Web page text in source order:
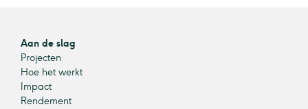
Aan de slag
Projecten
Hoe het werkt
Impact
Rendement